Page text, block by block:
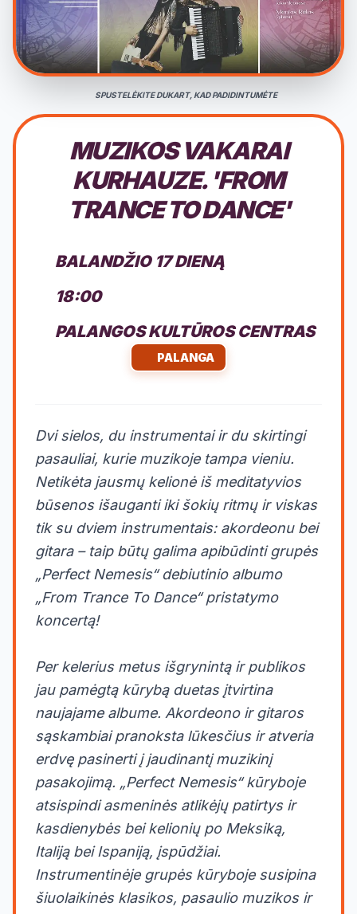
SPUSTELĖKITE DUKART, KAD PADIDINTUMĖTE
MUZIKOS VAKARAI
KURHAUZE. 'FROM
TRANCE TO DANCE'
BALANDŽIO 17 DIENĄ
18:00
PALANGOS KULTŪROS CENTRAS
PALANGA
Dvi sielos, du instrumentai ir du skirtingi
pasauliai, kurie muzikoje tampa vieniu.
Netikėta jausmų kelionė iš meditatyvios
būsenos išauganti iki šokių ritmų ir viskas
tik su dviem instrumentais: akordeonu bei
gitara – taip būtų galima apibūdinti grupės
„Perfect Nemesis“ debiutinio albumo
„From Trance To Dance“ pristatymo
koncertą!
Per kelerius metus išgrynintą ir publikos
jau pamėgtą kūrybą duetas įtvirtina
naujajame albume. Akordeono ir gitaros
sąskambiai pranoksta lūkesčius ir atveria
erdvę pasinerti į jaudinantį muzikinį
pasakojimą. „Perfect Nemesis“ kūryboje
atsispindi asmeninės atlikėjų patirtys ir
kasdienybės bei kelionių po Meksiką,
Italiją bei Ispaniją, įspūdžiai.
Instrumentinėje grupės kūryboje susipina
šiuolaikinės klasikos, pasaulio muzikos ir